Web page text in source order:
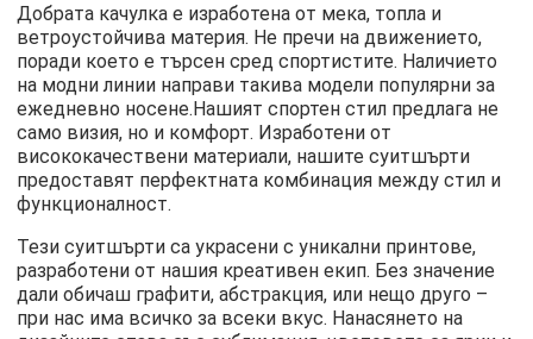
Добрата качулка е изработена от мека, топла и
ветроустойчива материя. Не пречи на движението,
поради което е търсен сред спортистите. Наличието
на модни линии направи такива модели популярни за
ежедневно носене.Нашият спортен стил предлага не
само визия, но и комфорт. Изработени от
висококачествени материали, нашите суитшърти
предоставят перфектната комбинация между стил и
функционалност.
Тези суитшърти са украсени с уникални принтове,
разработени от нашия креативен екип. Без значение
дали обичаш графити, абстракция, или нещо друго –
при нас има всичко за всеки вкус. Нанасянето на